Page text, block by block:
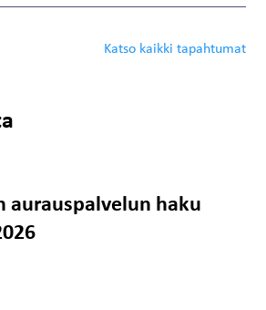
Katso kaikki tapahtumat
aurauspalvelun haku